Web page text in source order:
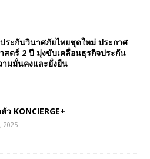
ระกันวินาศภัยไทยชุดใหม่ ประกาศ
สตร์ 2 ปี มุ่งขับเคลื่อนธุรกิจประกัน
มมั่นคงและยั่งยืน
ว KONCIERGE+
2025